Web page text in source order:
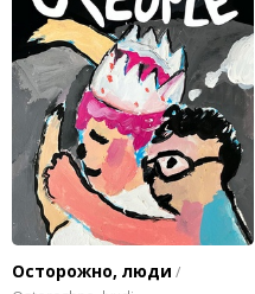
Осторожно, люди /